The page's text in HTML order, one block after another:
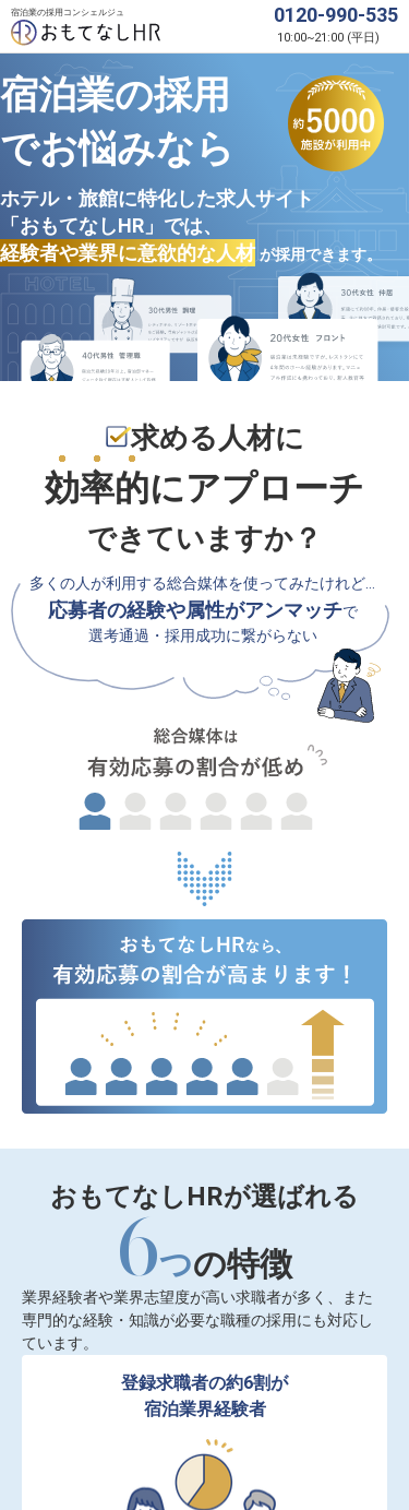
宿泊業の採用コンシェルジュ 0120-990-535
10:00~21:00 (平日)
宿泊業の採用
でお悩みなら
ホテル・旅館に特化した求人サイト
「おもてなしHR」では、
経験者や業界に意欲的な人材 が採用できます。
求める人材に
効率的にアプローチ
できていますか？
多くの人が利用する総合媒体を使ってみたけれど…
応募者の経験や属性がアンマッチで
選考通過・採用成功に繋がらない
おもてなしHRが選ばれる
6つの特徴
業界経験者や業界志望度が高い求職者が多く、また
専門的な経験・知識が必要な職種の採用にも対応し
ています。
登録求職者の約6割が
宿泊業界経験者